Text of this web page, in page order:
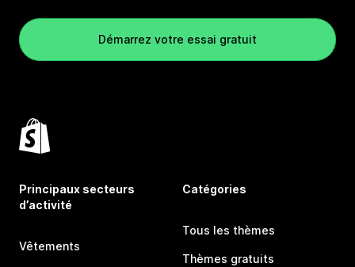
Démarrez votre essai gratuit
Principaux secteurs
d’activité
Vêtements
Catégories
Tous les thèmes
Thèmes gratuits